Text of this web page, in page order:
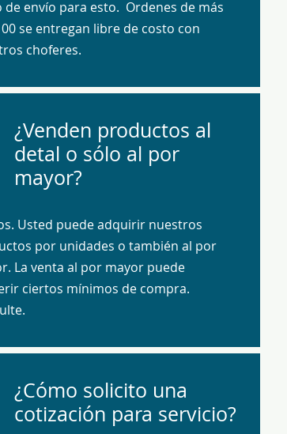
de envío para esto. Ordenes de más
se entregan libre de costo con
choferes.
¿Venden productos al
detal o sólo al por
mayor?
Usted puede adquirir nuestros
por unidades o también al por
La venta al por mayor puede
ciertos mínimos de compra.
¿Cómo solicito una
cotización para servicio?